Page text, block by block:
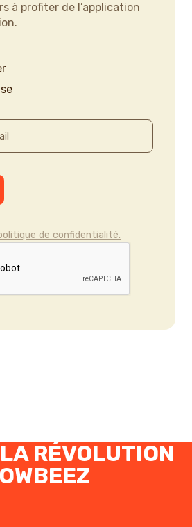
à profiter de l’application
de confidentialité.
RÉVOLUTION